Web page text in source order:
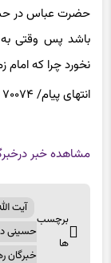
باشد پس وقتی
نخورد چرا که
انتهای پیام/ ۷۰۰۷۴
ها
حسینی
خبرگان